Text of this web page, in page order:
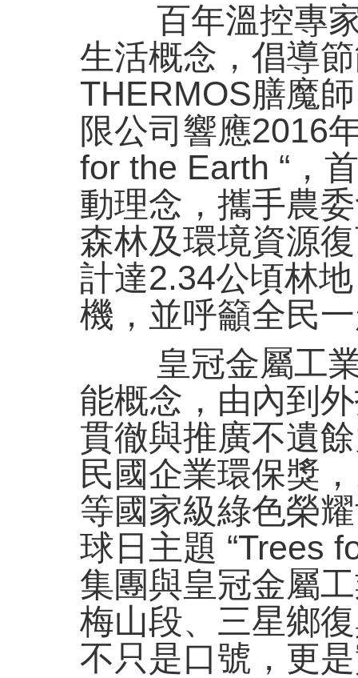
百年溫控專家
生活概念，倡導
THERMOS膳魔
限公司響應2016
for the Earth “，
動理念，攜手農
森林及環境資源
計達2.34公頃林
機，並呼籲全民
皇冠金屬工業
能概念，由內到
貫徹與推廣不遺
民國企業環保獎
等國家級綠色榮
球日主題 “Trees
集團與皇冠金屬
梅山段、三星鄉
不只是口號，更